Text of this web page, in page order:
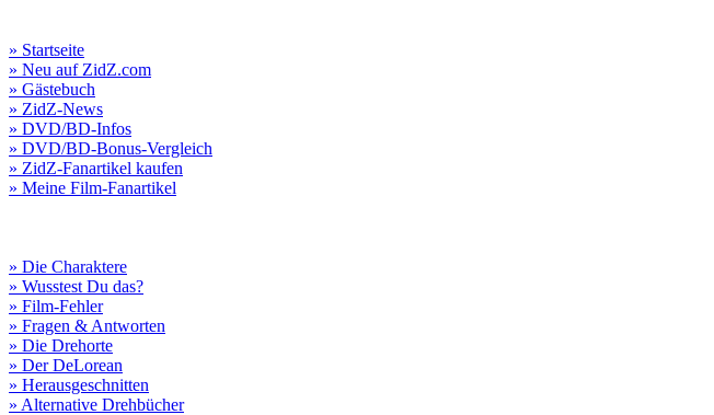
» Startseite
» Neu auf ZidZ.com
» Gästebuch
» ZidZ-News
» DVD/BD-Infos
» DVD/BD-Bonus-Vergleich
» ZidZ-Fanartikel kaufen
» Meine Film-Fanartikel
» Die Charaktere
» Wusstest Du das?
» Film-Fehler
» Fragen & Antworten
» Die Drehorte
» Der DeLorean
» Herausgeschnitten
» Alternative Drehbücher